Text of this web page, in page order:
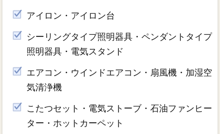
アイロン・アイロン台
シーリングタイプ照明器具・ペンダントタイプ
照明器具・電気スタンド
エアコン・ウインドエアコン・扇風機・加湿空
気清浄機
こたつセット・電気ストーブ・石油ファンヒー
ター・ホットカーペット